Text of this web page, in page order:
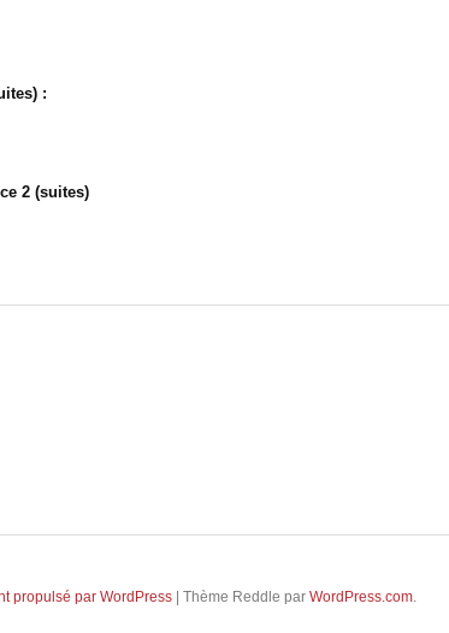
:
2 (suites)
propulsé par WordPress | Thème Reddle par WordPress.com.